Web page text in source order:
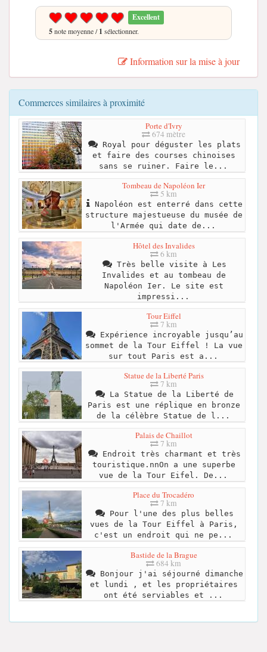
Excellent
5note moyenne /1 sélectionner.
Information sur la mise à jour
Commerces similaires à proximité
Porte d'Ivry
674 mètre
Royal pour déguster les plats
et faire des courses chinoises
sans se ruiner. Faire le...
Tombeau de Napoléon Ier
5 km
Napoléon est enterré dans cette
structure majestueuse du musée de
l'Armée qui date de...
Hôtel des Invalides
6 km
Très belle visite à Les
Invalides et au tombeau de
Napoléon Ier. Le site est
impressi...
Tour Eiffel
7 km
Expérience incroyable jusqu’au
sommet de la Tour Eiffel ! La vue
sur tout Paris est a...
Statue de la Liberté Paris
7 km
La Statue de la Liberté de
Paris est une réplique en bronze
de la célèbre Statue de l...
Palais de Chaillot
7 km
Endroit très charmant et très
touristique.nnOn a une superbe
vue de la Tour Eifel. De...
Place du Trocadéro
7 km
Pour l'une des plus belles
vues de la Tour Eiffel à Paris,
c'est un endroit qui ne pe...
Bastide de la Brague
684 km
Bonjour j'ai séjourné dimanche
et lundi , et les propriétaires
ont été serviables et ...